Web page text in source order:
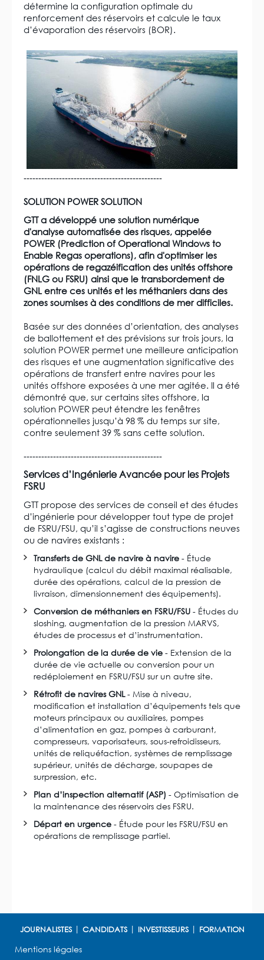
détermine la configuration optimale du
renforcement des réservoirs et calcule le taux
d’évaporation des réservoirs (BOR).
-----------------------------------------------
SOLUTION POWER SOLUTION
GTT a développé une solution numérique
d'analyse automatisée des risques, appelée
POWER (Prediction of Operational Windows to
Enable Regas operations), afin d'optimiser les
opérations de regazéification des unités offshore
(FNLG ou FSRU) ainsi que le transbordement de
GNL entre ces unités et les méthaniers dans des
zones soumises à des conditions de mer difficiles.
Basée sur des données d’orientation, des analyses
de ballottement et des prévisions sur trois jours, la
solution POWER permet une meilleure anticipation
des risques et une augmentation significative des
opérations de transfert entre navires pour les
unités offshore exposées à une mer agitée. Il a été
démontré que, sur certains sites offshore, la
solution POWER peut étendre les fenêtres
opérationnelles jusqu’à 98 % du temps sur site,
contre seulement 39 % sans cette solution.
-----------------------------------------------
Services d’Ingénierie Avancée pour les Projets
FSRU
GTT propose des services de conseil et des études
d’ingénierie pour développer tout type de projet
de FSRU/FSU, qu’il s’agisse de constructions neuves
ou de navires existants :
Transferts de GNL de navire à navire - Étude
hydraulique (calcul du débit maximal réalisable,
durée des opérations, calcul de la pression de
livraison, dimensionnement des équipements).
Conversion de méthaniers en FSRU/FSU - Études du
sloshing, augmentation de la pression MARVS,
études de processus et d’instrumentation.
Prolongation de la durée de vie - Extension de la
durée de vie actuelle ou conversion pour un
redéploiement en FSRU/FSU sur un autre site.
Rétrofit de navires GNL- Mise à niveau,
modification et installation d’équipements tels que
moteurs principaux ou auxiliaires, pompes
d’alimentation en gaz, pompes à carburant,
compresseurs, vaporisateurs, sous-refroidisseurs,
unités de reliquéfaction, systèmes de remplissage
supérieur, unités de décharge, soupapes de
surpression, etc.
Plan d’inspection alternatif (ASP) - Optimisation de
la maintenance des réservoirs des FSRU.
Départ en urgence - Étude pour les FSRU/FSU en
opérations de remplissage partiel.
JOURNALISTES CANDIDATS INVESTISSEURS FORMATION
Mentions légales